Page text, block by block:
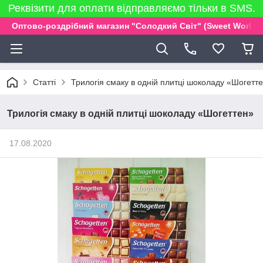
Реквізити для оплати відправляємо тільки в SMS.
Оптово-роздрібний магазин "Солодкий Світ" (Sweet World)
Статті Трилогія смаку в одній плитці шоколаду
Трилогія смаку в одній плитці шоколаду «Шогеттен»
17.08.2020